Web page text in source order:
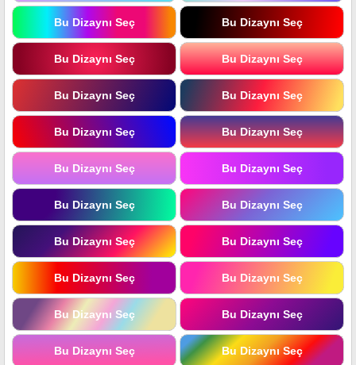
Bu Dizaynı Seç Bu Dizaynı Seç
Bu Dizaynı Seç Bu Dizaynı Seç
Bu Dizaynı Seç Bu Dizaynı Seç
Bu Dizaynı Seç Bu Dizaynı Seç
Bu Dizaynı Seç Bu Dizaynı Seç
Bu Dizaynı Seç Bu Dizaynı Seç
Bu Dizaynı Seç Bu Dizaynı Seç
Bu Dizaynı Seç Bu Dizaynı Seç
Bu Dizaynı Seç Bu Dizaynı Seç
Bu Dizaynı Seç Bu Dizaynı Seç